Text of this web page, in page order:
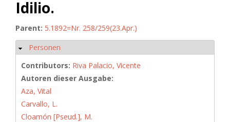
Idilio.
Parent: 5.1892=Nr. 258/259(23.Apr.)
Hide
Personen
Contributors: Riva Palacio, Vicente
Autoren dieser Ausgabe:
Aza, Vital
Carvallo, L.
Cloamón [Pseud.], M.